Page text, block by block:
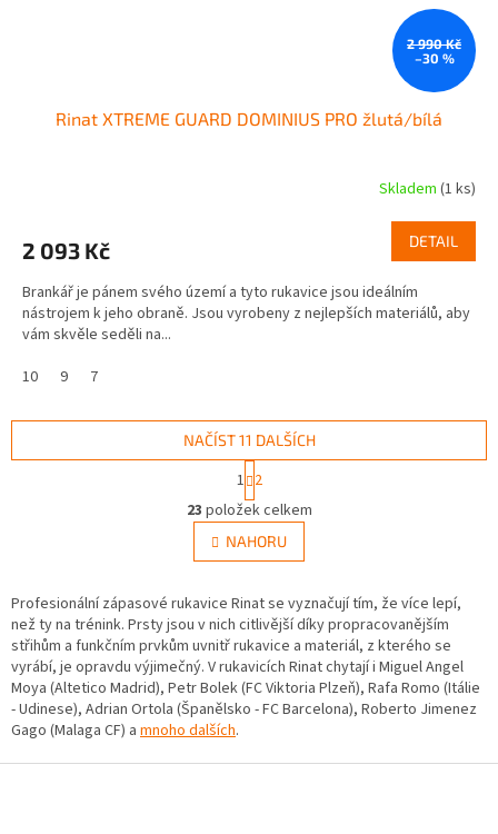
2 990 Kč
–30 %
Rinat XTREME GUARD DOMINIUS PRO žlutá/bílá
Skladem (1 ks)
2 093 Kč DETAIL
Brankář je pánem svého území a tyto rukavice jsou ideálním
nástrojem k jeho obraně. Jsou vyrobeny z nejlepších materiálů, aby
vám skvěle seděli na...
10
9 7
O
v
l
á
a
c
í
p
r
v
NAČÍST 11 DALŠÍCH
S
t
r
á
n
k
v
á
n
í
1 2
23 položek celkem
NAHORU
Profesionální zápasové rukavice Rinat se vyznačují tím, že více lepí,
než ty na trénink. Prsty jsou v nich citlivější díky propracovanějším
střihům a funkčním prvkům uvnitř rukavice a materiál, z kterého se
vyrábí, je opravdu výjimečný. V rukavicích Rinat chytají i Miguel Angel
Moya (Altetico Madrid), Petr Bolek (FC Viktoria Plzeň), Rafa Romo (Itálie
- Udinese), Adrian Ortola (Španělsko - FC Barcelona), Roberto Jimenez
Gago (Malaga CF) a mnoho dalších.